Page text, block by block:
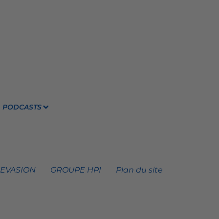
PODCASTS
GROUPE HPI Plan du site